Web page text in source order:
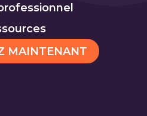
MAINTENANT